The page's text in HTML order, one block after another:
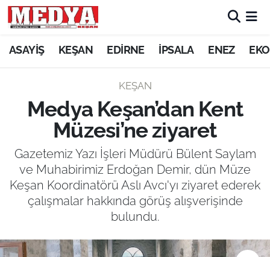
ASAYİŞ KEŞAN EDİRNE İPSALA ENEZ
KEŞAN
Medya Keşan’dan Kent
Müzesi’ne ziyaret
Gazetemiz Yazı İşleri Müdürü Bülent Saylam
ve Muhabirimiz Erdoğan Demir, dün Müze
Keşan Koordinatörü Aslı Avcı'yı ziyaret ederek
çalışmalar hakkında görüş alışverişinde
bulundu.
KEŞAN
ASAYİŞ
SİYASET
GÜNDEM
EKONOMİ